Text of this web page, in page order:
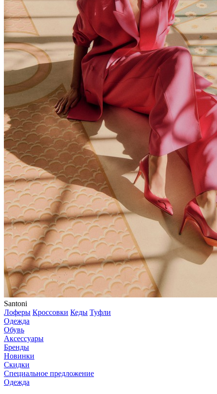
Santoni
Лоферы Кроссовки Кеды Туфли
Одежда
Обувь
Аксессуары
Бренды
Новинки
Скидки
Специальное предложение
Одежда